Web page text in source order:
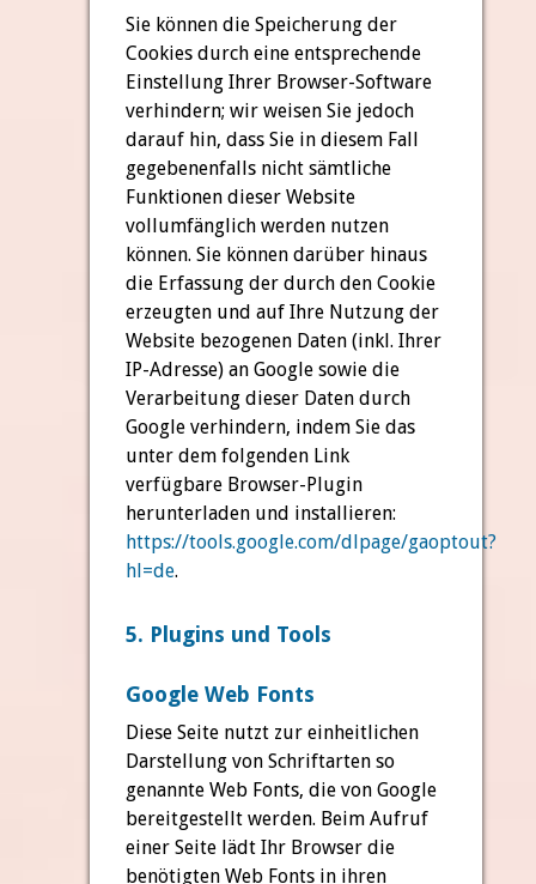
Sie können die Speicherung der
Cookies durch eine entsprechende
Einstellung Ihrer Browser-Software
verhindern; wir weisen Sie jedoch
darauf hin, dass Sie in diesem Fall
gegebenenfalls nicht sämtliche
Funktionen dieser Website
vollumfänglich werden nutzen
können. Sie können darüber hinaus
die Erfassung der durch den Cookie
erzeugten und auf Ihre Nutzung der
Website bezogenen Daten (inkl. Ihrer
IP-Adresse) an Google sowie die
Verarbeitung dieser Daten durch
Google verhindern, indem Sie das
unter dem folgenden Link
verfügbare Browser-Plugin
herunterladen und installieren:
https://tools.google.com/dlpage/gaoptout?
hl=de.
5. Plugins und Tools
Google Web Fonts
Diese Seite nutzt zur einheitlichen
Darstellung von Schriftarten so
genannte Web Fonts, die von Google
bereitgestellt werden. Beim Aufruf
einer Seite lädt Ihr Browser die
benötigten Web Fonts in ihren